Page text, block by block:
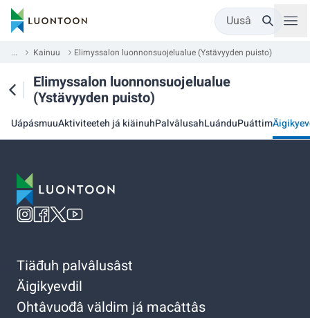
Uusâ
... Kainuu Elimyssalon luonnonsuojelualue (Ystävyyden puisto)
Elimyssalon luonnonsuojelualue
(Ystävyyden puisto)
UápásmuuAktiviteeteh já kiäinuhPalvâlusahLuánduPuáttim
Tiäđuh palvâlusâst
Äigikyevdil
Ohtâvuođâ väldim já macâttâs